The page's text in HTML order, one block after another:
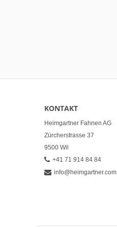
KONTAKT
Heimgartner Fahnen AG
Zürcherstrasse 37
9500 Wil
+41 71 914 84 84
info@heimgartner.com